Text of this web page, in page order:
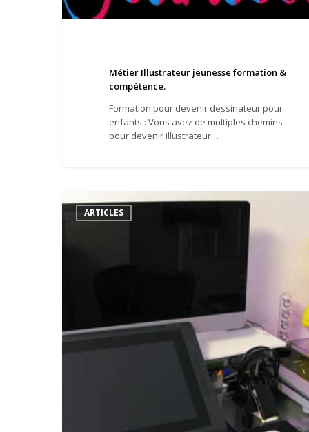
Métier Illustrateur jeunesse formation &
compétence.
Formation pour devenir dessinateur pour
enfants : Vous avez de multiples chemins
pour devenir illustrateur…
ARTICLES